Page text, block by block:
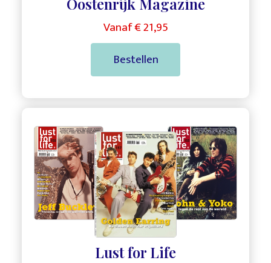
Vanaf € 21,95
Bestellen
,,
Lust for Life